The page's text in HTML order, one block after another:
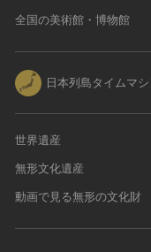
全国の美術館・博物館
日本列島タイムマ
世界遺産
無形文化遺産
動画で見る無形の文化財